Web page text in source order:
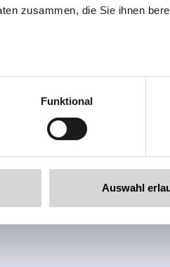
zusammen, die Sie ihnen
& Co KG
Funktional
Auswahl